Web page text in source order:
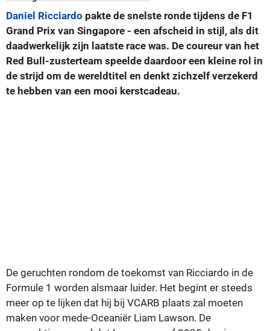
Daniel Ricciardo pakte de snelste ronde tijdens de F1
Grand Prix van Singapore - een afscheid in stijl, als dit
daadwerkelijk zijn laatste race was. De coureur van het
Red Bull-zusterteam speelde daardoor een kleine rol in
de strijd om de wereldtitel en denkt zichzelf verzekerd
te hebben van een mooi kerstcadeau.
De geruchten rondom de toekomst van Ricciardo in de
Formule 1 worden alsmaar luider. Het begint er steeds
meer op te lijken dat hij bij VCARB plaats zal moeten
maken voor mede-Oceaniër Liam Lawson. De